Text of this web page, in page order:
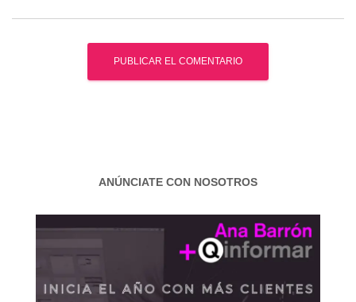
ANÚNCIATE CON NOSOTROS